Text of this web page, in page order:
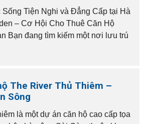
Tiện Nghi và Đẳng Cấp tại Hà
– Cơ Hội Cho Thuê Căn Hộ
Bạn đang tìm kiếm một nơi lưu trú
The River Thủ Thiêm –
Sông
là một dự án căn hộ cao cấp tọa